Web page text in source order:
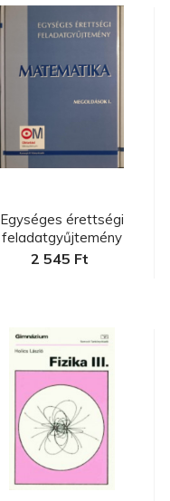
Egységes érettségi
feladatgyűjtemény
Matematika m...
2 545 Ft